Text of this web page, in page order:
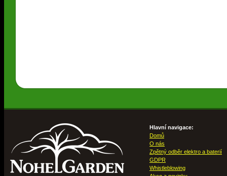
Hlavní navigace:
Domů
O nás
Zpětný odběr elektro a baterií
GDPR
Whistleblowing